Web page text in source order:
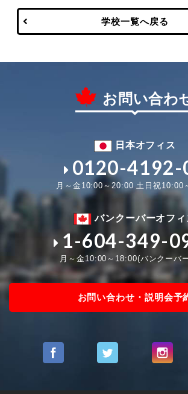
学校一覧へ戻る
お問い合わ
日本オフィス
0120-4192-
月～金10:00～20:00 土日祝10:00
バンクーバーオフィ
1-604-349-
月～金10:00～18:00(バンクーバ
お問い合わせ・説明会予